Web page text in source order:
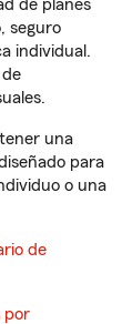
de planes
seguro
individual.
una
para
o una
de
por